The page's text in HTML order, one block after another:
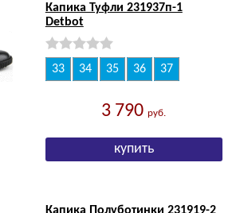
Капика Туфли 231937п-1
Detbot
33 34 35 36 37
3 790руб.